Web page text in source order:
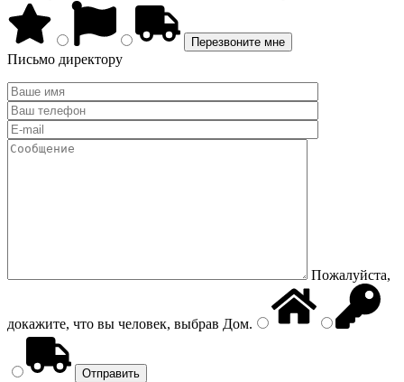
Письмо директору
Пожалуйста,
докажите, что вы человек, выбрав Дом.